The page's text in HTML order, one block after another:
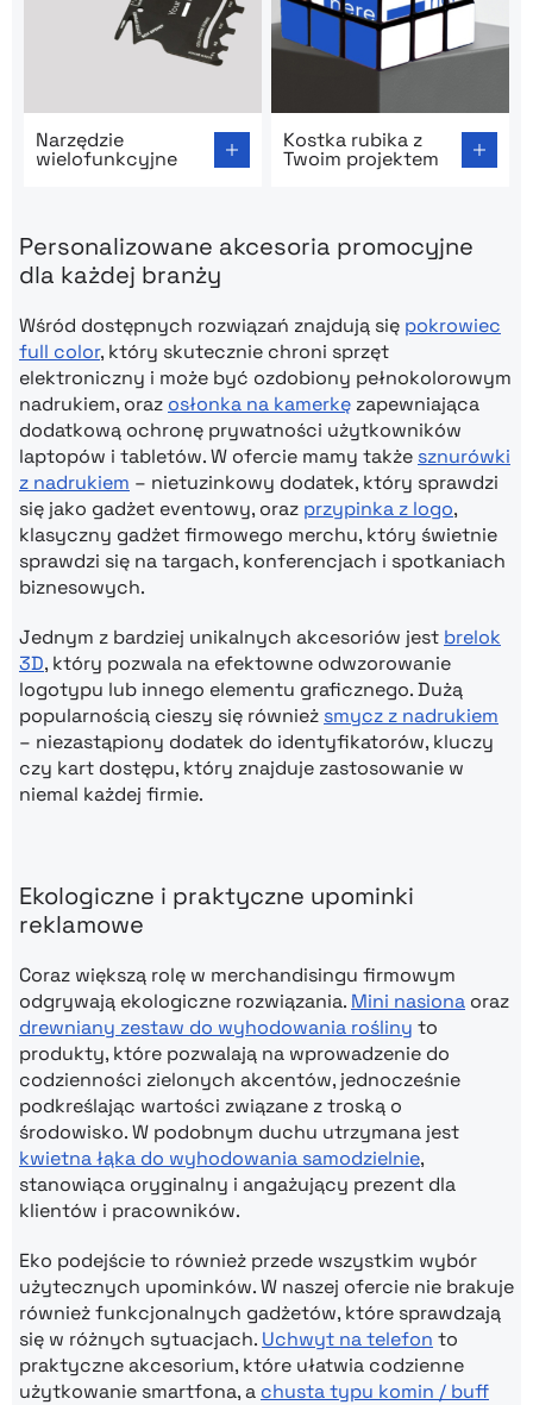
Narzędzie
wielofunkcyjne
Kostka rubika z
Twoim projektem
Personalizowane akcesoria promocyjne
dla każdej branży
Wśród dostępnych rozwiązań znajdują się pokrowiec
full color, który skutecznie chroni sprzęt
elektroniczny i może być ozdobiony pełnokolorowym
nadrukiem, oraz osłonka na kamerkę zapewniająca
dodatkową ochronę prywatności użytkowników
laptopów i tabletów. W ofercie mamy także sznurówki
z nadrukiem – nietuzinkowy dodatek, który sprawdzi
się jako gadżet eventowy, oraz przypinka z logo,
klasyczny gadżet firmowego merchu, który świetnie
sprawdzi się na targach, konferencjach i spotkaniach
biznesowych.
Jednym z bardziej unikalnych akcesoriów jest brelok
3D, który pozwala na efektowne odwzorowanie
logotypu lub innego elementu graficznego. Dużą
popularnością cieszy się również smycz z nadrukiem
– niezastąpiony dodatek do identyfikatorów, kluczy
czy kart dostępu, który znajduje zastosowanie w
niemal każdej firmie.
Ekologiczne i praktyczne upominki
reklamowe
Coraz większą rolę w merchandisingu firmowym
odgrywają ekologiczne rozwiązania. Mini nasiona oraz
drewniany zestaw do wyhodowania rośliny to
produkty, które pozwalają na wprowadzenie do
codzienności zielonych akcentów, jednocześnie
podkreślając wartości związane z troską o
środowisko. W podobnym duchu utrzymana jest
kwietna łąka do wyhodowania samodzielnie,
stanowiąca oryginalny i angażujący prezent dla
klientów i pracowników.
Eko podejście to również przede wszystkim wybór
użytecznych upominków. W naszej ofercie nie brakuje
również funkcjonalnych gadżetów, które sprawdzają
się w różnych sytuacjach. Uchwyt na telefon to
praktyczne akcesorium, które ułatwia codzienne
użytkowanie smartfona, a chusta typu komin / buff